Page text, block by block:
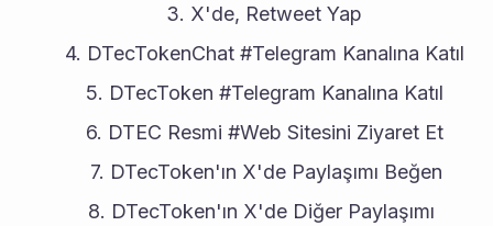
X'de, Retweet Yap
DTecTokenChat #Telegram Kanalına Katıl
DTecToken #Telegram Kanalına Katıl
DTEC Resmi #Web Sitesini Ziyaret Et
DTecToken'ın X'de Paylaşımı Beğen
DTecToken'ın X'de Diğer Paylaşımı